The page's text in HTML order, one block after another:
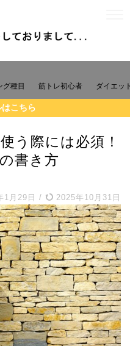
グ種目 筋トレ初心者 ダイエッ
こちら
う際には必須！
書き方
1月29日 / 2025年10月31日